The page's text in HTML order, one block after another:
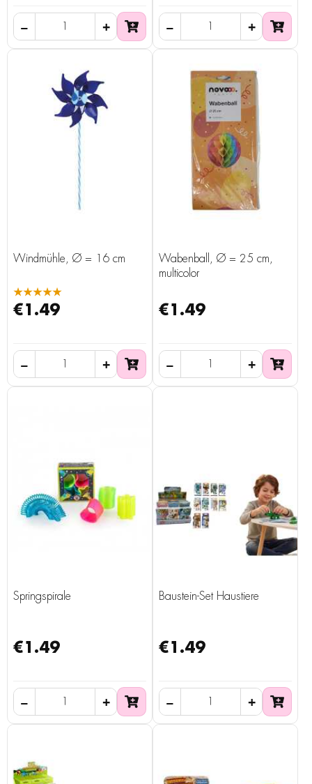
Windmühle, Ø = 16 cm
★★★★★
€1.49
Wabenball, Ø = 25 cm,
multicolor
€1.49
Springspirale
€1.49
Baustein-Set Haustiere
€1.49